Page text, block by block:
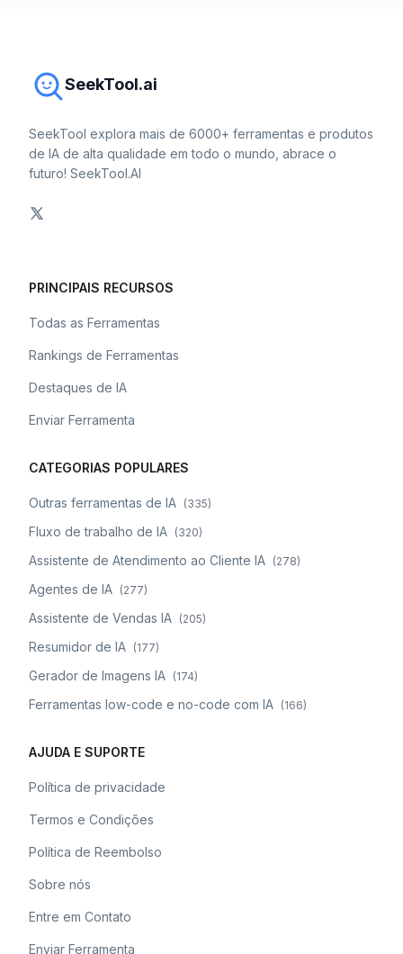
SeekTool.ai
SeekTool explora mais de 6000+ ferramentas e produtos
de IA de alta qualidade em todo o mundo, abrace o
futuro! SeekTool.AI
PRINCIPAIS RECURSOS
Todas as Ferramentas
Rankings de Ferramentas
Destaques de IA
Enviar Ferramenta
CATEGORIAS POPULARES
Outras ferramentas de IA (335)
Fluxo de trabalho de IA (320)
Assistente de Atendimento ao Cliente IA (278)
Agentes de IA (277)
Assistente de Vendas IA (205)
Resumidor de IA (177)
Gerador de Imagens IA (174)
Ferramentas low-code e no-code com IA (166)
AJUDA E SUPORTE
Política de privacidade
Termos e Condições
Política de Reembolso
Sobre nós
Entre em Contato
Enviar Ferramenta